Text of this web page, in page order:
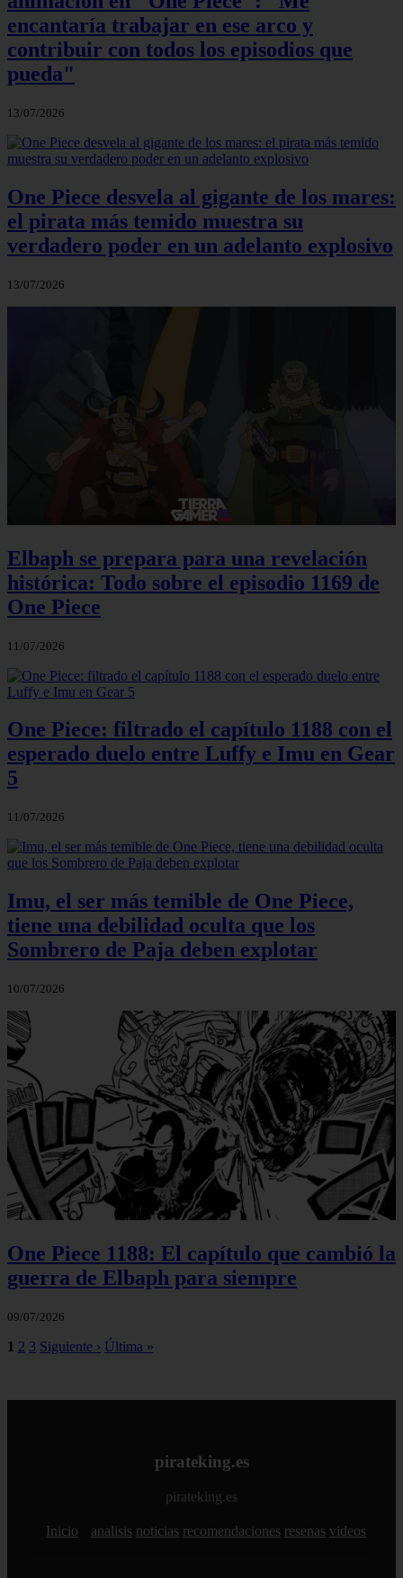
encantaría trabajar en ese arco y
contribuir con todos los episodios que
pueda"
13/07/2026
One Piece desvela al gigante de los mares:
el pirata más temido muestra su
verdadero poder en un adelanto explosivo
13/07/2026
Elbaph se prepara para una revelación
histórica: Todo sobre el episodio 1169 de
One Piece
11/07/2026
One Piece: filtrado el capítulo 1188 con el
esperado duelo entre Luffy e Imu en Gear
5
11/07/2026
Imu, el ser más temible de One Piece,
tiene una debilidad oculta que los
Sombrero de Paja deben explotar
10/07/2026
One Piece 1188: El capítulo que cambió la
guerra de Elbaph para siempre
09/07/2026
1 2 3 Siguiente › Última »
pirateking.es
pirateking.es
Inicio analisis noticias recomendaciones resenas videos